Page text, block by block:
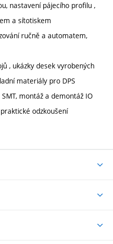
nastavení pájecího profilu ,
a sítotiskem
ručně a automatem,
, ukázky desek vyrobených
materiály pro DPS
montáž a demontáž IO
odzkoušení